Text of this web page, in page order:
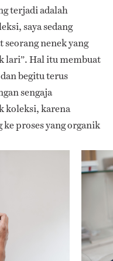
terjadi adalah
saya sedang
nenek yang
lari”. Hal itu membuat
begitu terus
sengaja
koleksi, karena
proses yang organik